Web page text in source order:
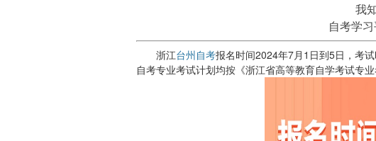
我
自考学
浙江台州自考报名时间2024年7月1日到5日，考
自考专业考试计划均按《浙江省高等教育自学考试专